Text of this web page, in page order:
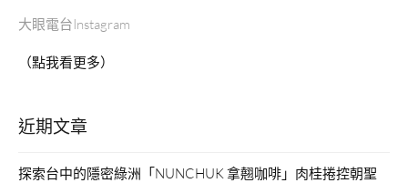
大眼電台Instagram
（點我看更多）
近期文章
探索台中的隱密綠洲「NUNCHUK 拿翹咖啡」肉桂捲控朝聖